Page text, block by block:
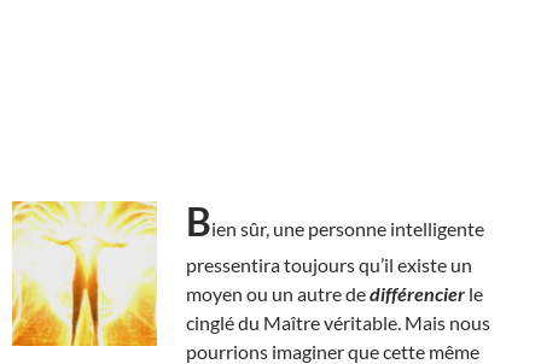
Bien sûr, une personne intelligente
pressentira toujours qu’il existe un
moyen ou un autre dedifférencier le
cinglé du Maître véritable. Mais nous
pourrions imaginer que cette même